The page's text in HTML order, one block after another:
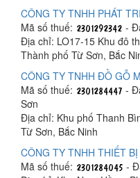
CÔNG TY TNHH PHÁT
Mã số thuế:
-
Địa chỉ: LO17-15 Khu đô
Thành phố Từ Sơn, Bắc
CÔNG TY TNHH ĐỒ GỖ
Mã số thuế:
-
Sơn
Địa chỉ: Khu phố Thanh
Từ Sơn, Bắc Ninh
CÔNG TY TNHH THIẾT
Mã số thuế:
-